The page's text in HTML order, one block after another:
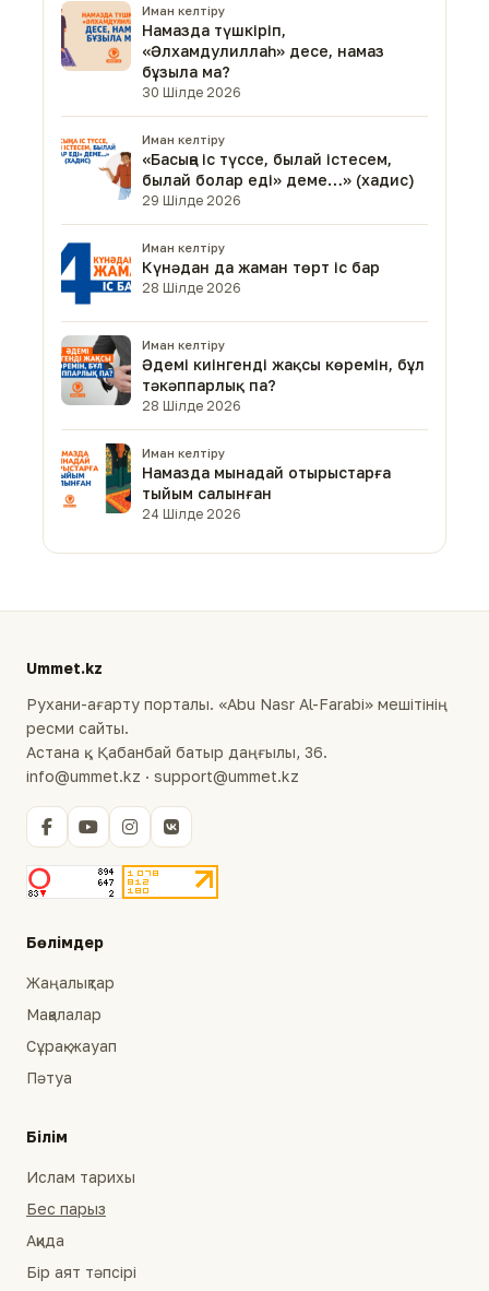
Иман келтіру
Намазда түшкіріп,
«Әлхамдулиллаһ» десе, намаз
бұзыла ма?
30 Шілде 2026
Иман келтіру
«Басыңа іс түссе, былай істесем,
былай болар еді» деме…» (хадис)
29 Шілде 2026
Иман келтіру
Күнәдан да жаман төрт іс бар
28 Шілде 2026
Иман келтіру
Әдемі киінгенді жақсы көремін, бұл
тәкәппарлық па?
28 Шілде 2026
Иман келтіру
Намазда мынадай отырыстарға
тыйым салынған
24 Шілде 2026
Ummet.kz
Рухани-ағарту порталы. «Abu Nasr Al-Farabi» мешітінің
ресми сайты.
Астана қ., Қабанбай батыр даңғылы, 36.
info@ummet.kz · support@ummet.kz
Бөлімдер
Жаңалықтар
Мақалалар
Сұрақ-жауап
Пәтуа
Білім
Ислам тарихы
Бес парыз
Ақида
Бір аят тәпсірі